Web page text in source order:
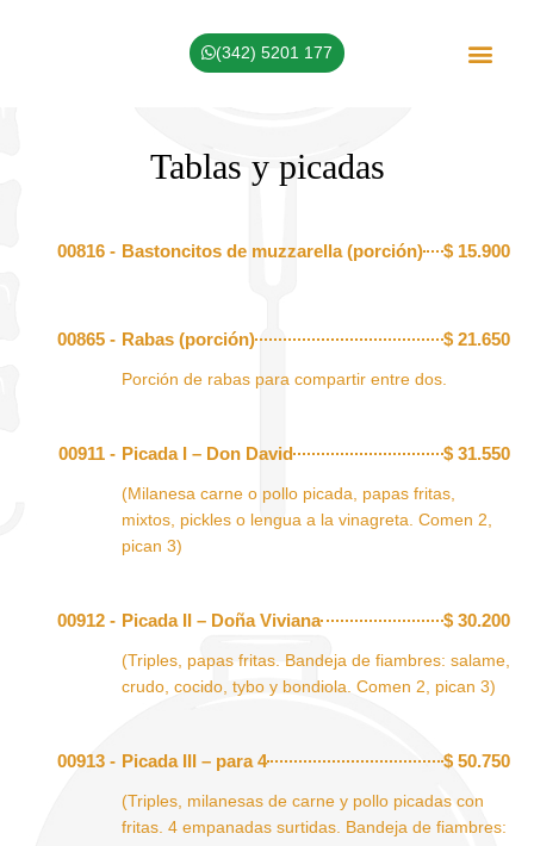
(342) 5201 177
Tablas y picadas
00816 - Bastoncitos de muzzarella (porción) $15.900
00865 - Rabas (porción) $21.650
Porción de rabas para compartir entre dos.
00911 - Picada I – Don David $31.550
(Milanesa carne o pollo picada, papas fritas,
mixtos, pickles o lengua a la vinagreta. Comen 2,
pican 3)
00912 - Picada II – Doña Viviana $30.200
(Triples, papas fritas. Bandeja de fiambres: salame,
crudo, cocido, tybo y bondiola. Comen 2, pican 3)
00913 - Picada III – para 4 $50.750
(Triples, milanesas de carne y pollo picadas con
fritas. 4 empanadas surtidas. Bandeja de fiambres: